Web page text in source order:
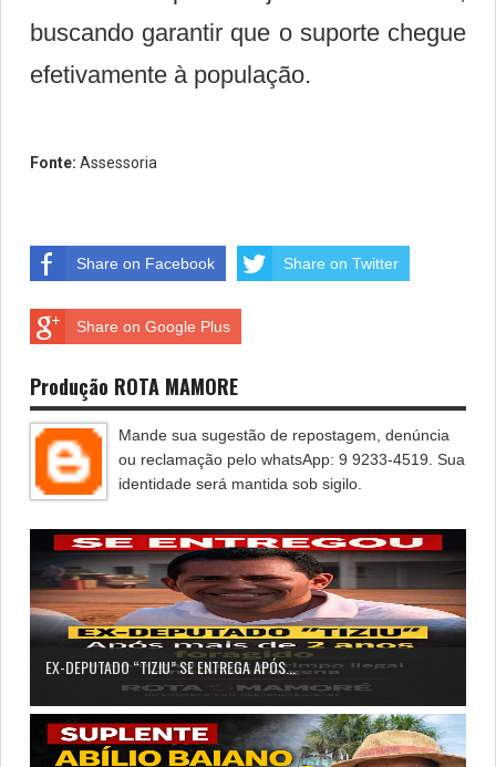
buscando garantir que o suporte chegue
efetivamente à população.
Fonte: Assessoria
Share on Facebook Share on Twitter
Share on Google Plus
Produção ROTA MAMORE
Mande sua sugestão de repostagem, denúncia
ou reclamação pelo whatsApp: 9 9233-4519. Sua
identidade será mantida sob sigilo.
EX-DEPUTADO “TIZIU” SE ENTREGA APÓS...